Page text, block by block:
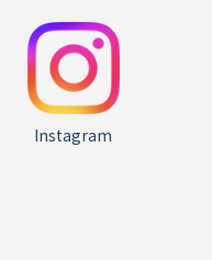
Instagram